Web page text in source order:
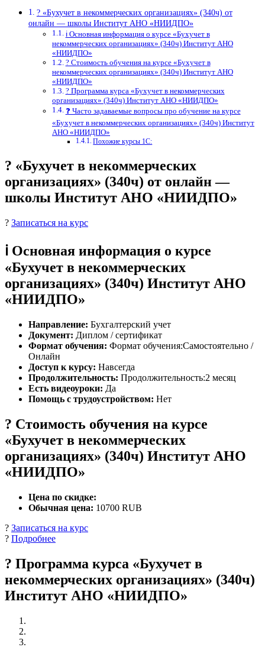
? «Бухучет в некоммерческих организациях» (340ч) от
онлайн — школы Институт АНО «НИИДПО»
ℹ️ Основная информация о курсе «Бухучет в
некоммерческих организациях» (340ч) Институт АНО
«НИИДПО»
? Стоимость обучения на курсе «Бухучет в
некоммерческих организациях» (340ч) Институт АНО
«НИИДПО»
? Программа курса «Бухучет в некоммерческих
организациях» (340ч) Институт АНО «НИИДПО»
❓ Часто задаваемые вопросы про обучение на курсе
«Бухучет в некоммерческих организациях» (340ч) Институт
АНО «НИИДПО»
Похожие курсы 1С:
? «Бухучет в некоммерческих
организациях» (340ч) от онлайн —
школы Институт АНО «НИИДПО»
? Записаться на курс
ℹ️ Основная информация о курсе
«Бухучет в некоммерческих
организациях» (340ч) Институт АНО
«НИИДПО»
Направление: Бухгалтерский учет
Документ: Диплом / сертификат
Формат обучения: Формат обучения:Самостоятельно /
Онлайн
Доступ к курсу: Навсегда
Продолжительность: Продолжительность:2 месяц
Есть видеоуроки: Да
Помощь с трудоустройством: Нет
? Стоимость обучения на курсе
«Бухучет в некоммерческих
организациях» (340ч) Институт АНО
«НИИДПО»
Цена по скидке:
Обычная цена: 10700 RUB
? Записаться на курс
? Подробнее
? Программа курса «Бухучет в
некоммерческих организациях» (340ч)
Институт АНО «НИИДПО»